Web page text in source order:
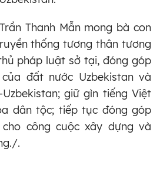
Thanh Mẫn mong bà con
thống tương thân tương
pháp luật sở tại, đóng góp
đất nước Uzbekistan và
giữ gìn tiếng Việt
dân tộc; tiếp tục đóng góp
công cuộc xây dựng và
.